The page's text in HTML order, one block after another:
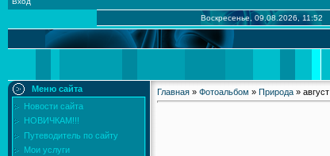
Воскресенье, 09.08.2026, 11:52
Меню сайта
Новости сайта
НОВИЧКАМ!!!
Путеводитель по сайту
Мои услуги
Главная » Фотоальбом » Природа » август